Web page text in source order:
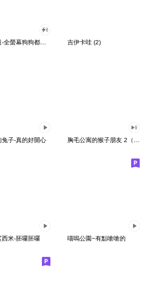
吉伊卡哇 (2)
兔子-真的好開心 胸毛公寓的猴子朋友 2（有聲動態）
西米-胚囉胚囉 喵嗚公園−有點嗆嗆的